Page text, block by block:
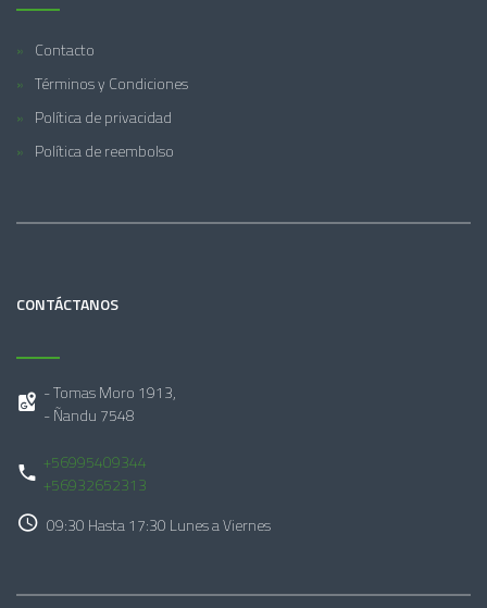
Contacto
Términos y Condiciones
Política de privacidad
Política de reembolso
CONTÁCTANOS
- Tomas Moro 1913,
- Ñandu 7548
+56995409344
+56932652313
09:30 Hasta 17:30 Lunes a Viernes